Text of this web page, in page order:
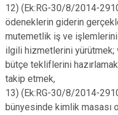
12) (Ek:RG-30/8/2014-
ödeneklerin giderin
mutemetlik iş ve
ilgili hizmetlerini yürütmek;
bütçe tekliflerini
takip etmek,
13) (Ek:RG-30/8/2014-
bünyesinde kimlik masası